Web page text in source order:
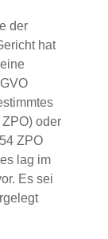
der
hat
oder
ZPO
lag im
Es sei